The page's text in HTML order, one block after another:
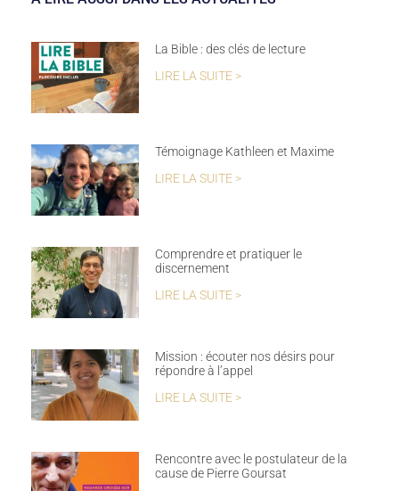
La Bible : des clés de lecture
LIRE LA SUITE >
Témoignage Kathleen et Maxime
LIRE LA SUITE >
Comprendre et pratiquer le
discernement
LIRE LA SUITE >
Mission : écouter nos désirs pour
répondre à l’appel
LIRE LA SUITE >
Rencontre avec le postulateur de la
cause de Pierre Goursat